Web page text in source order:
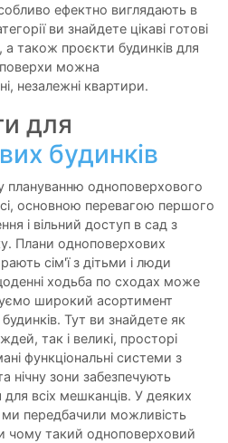
ефектно виглядають в
ви знайдете цікаві готові
а також проєкти будинків для
поверхи можна
незалежні квартири.
для
будинків
плануванню одноповерхового
основною перевагою першого
і вільний доступ в сад з
Плани одноповерхових
сім'ї з дітьми і люди
ходьба по сходах може
широкий асортимент
Тут ви знайдете як
так і великі, просторі
функціональні системи з
нічну зони забезпечують
всіх мешканців. У деяких
ми передбачили можливість
чому такий одноповерховий